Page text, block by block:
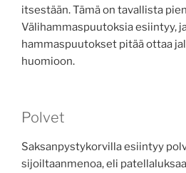
itsestään. Tämä on tavallista
Välihammaspuutoksia esiintyy,
hammaspuutokset pitää ottaa
huomioon.
Polvet
Saksanpystykorvilla esiintyy
sijoiltaanmenoa, eli